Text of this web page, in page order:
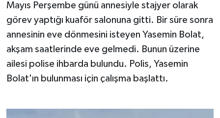
Mayıs Perşembe günü annesiyle stajyer olarak
görev yaptığı kuaför salonuna gitti. Bir süre sonra
annesinin eve dönmesini isteyen Yasemin Bolat,
akşam saatlerinde eve gelmedi. Bunun üzerine
ailesi polise ihbarda bulundu. Polis, Yasemin
Bolat'ın bulunması için çalışma başlattı.